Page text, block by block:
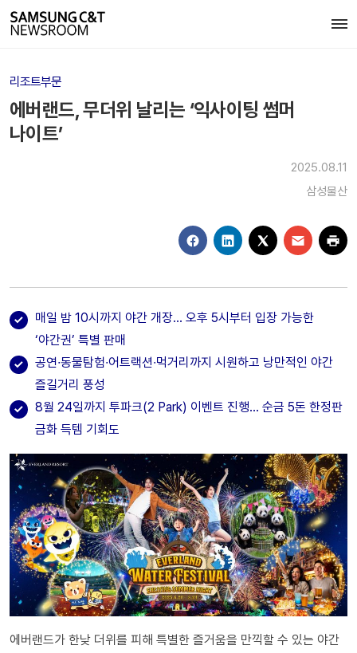
리조트부문
에버랜드, 무더위 날리는 ‘익사이팅 썸머
나이트’
2025.08.11
삼성물산
매일 밤 10시까지 야간 개장… 오후 5시부터 입장 가능한
‘야간권’ 특별 판매
공연∙동물탐험∙어트랙션∙먹거리까지 시원하고 낭만적인 야간
즐길거리 풍성
8월 24일까지 투파크(2 Park) 이벤트 진행… 순금 5돈 한정판
금화 득템 기회도
에버랜드가 한낮 더위를 피해 특별한 즐거움을 만끽할 수 있는 야간